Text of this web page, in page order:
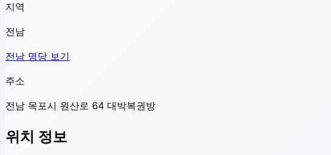
지역
전남
전남 명당 보기
주소
전남 목포시 원산로 64 대박복권방
위치 정보